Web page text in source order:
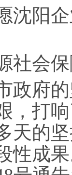
阳企
会保
府的
，打
天的
性成